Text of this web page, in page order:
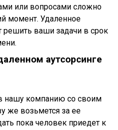
или вопросами сложно
момент. Удаленное
ваши задачи в срок
аутсорсинге
нашу компанию со своим
же возьмется за ее
пока человек приедет к